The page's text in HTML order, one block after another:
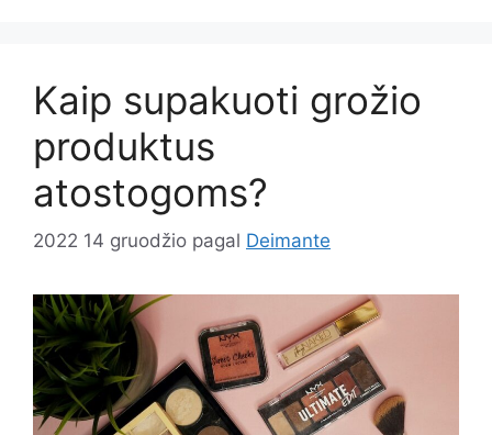
Kaip supakuoti grožio
produktus
atostogoms?
2022 14 gruodžio pagal Deimante